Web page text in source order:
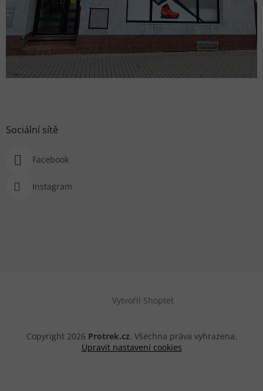
Sociální sítě
Facebook
Instagram
Vytvořil Shoptet
Copyright 2026 Protrek.cz. Všechna práva vyhrazena.
Upravit nastavení cookies